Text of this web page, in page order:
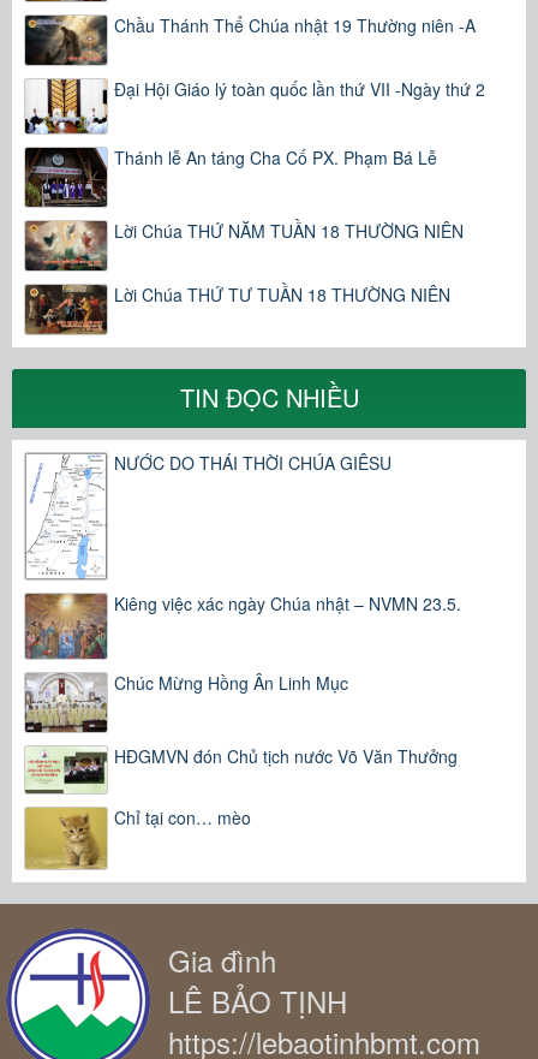
Chầu Thánh Thể Chúa nhật 19 Thường niên -A
Đại Hội Giáo lý toàn quốc lần thứ VII -Ngày thứ 2
Thánh lễ An táng Cha Cố PX. Phạm Bá Lễ
Lời Chúa THỨ NĂM TUẦN 18 THƯỜNG NIÊN
Lời Chúa THỨ TƯ TUẦN 18 THƯỜNG NIÊN
TIN ĐỌC NHIỀU
NƯỚC DO THÁI THỜI CHÚA GIÊSU
Kiêng việc xác ngày Chúa nhật – NVMN 23.5.
Chúc Mừng Hồng Ân Linh Mục
HĐGMVN đón Chủ tịch nước Võ Văn Thưởng
Chỉ tại con… mèo
Gia đình
LÊ BẢO TỊNH
https://lebaotinhbmt.com